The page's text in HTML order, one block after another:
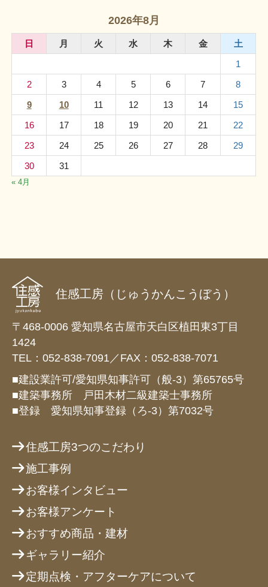
2026年8月
日 月 火 水 木 金
土
1
2
3 4 5 6 7
8
9
10 11 12 13 14
15
16
17 18 19 20 21
22
23
24 25 26 27 28
29
30
31
« 4月
住感工房（じゅうかんこうぼう）
〒468-0006 愛知県名古屋市天白区植田東3丁目
1424
TEL：052-838-7091／FAX：052-838-7071
■建設業許可/愛知県知事許可（般-3）第65765号
■建築事務所 戸田木材二級建築士事務所
■登録 愛知県知事登録（ろ-3）第7032号
住感工房3つのこだわり
施工事例
お客様インタビュー
お客様アンケート
おすすめ商品・建材
ギャラリー紹介
定期点検・アフターケアについて